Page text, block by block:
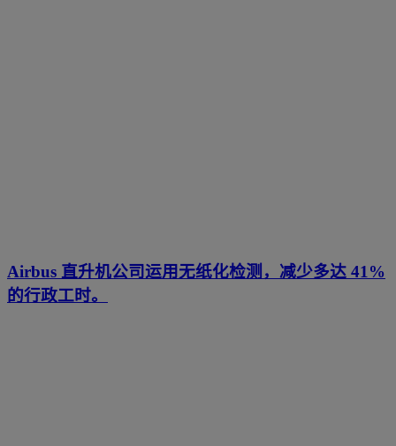
Airbus 直升机公司运用无纸化检测，减少多达 41%
的行政工时。